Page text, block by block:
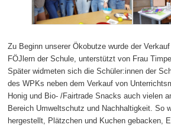
Zu Beginn unserer Ökobutze wurde der
FÖJlern der Schule, unterstützt von Frau
Später widmeten sich die Schüler:innen der
des WPKs neben dem Verkauf von
Honig und Bio- /Fairtrade Snacks auch vielen
Bereich Umweltschutz und Nachhaltigkeit. So
hergestellt, Plätzchen und Kuchen gebacken,